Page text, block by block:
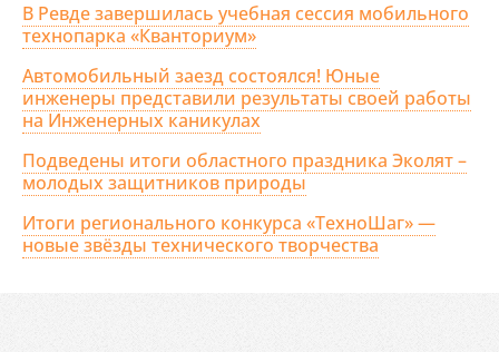
В Ревде завершилась учебная сессия мобильного
технопарка «Кванториум»
Автомобильный заезд состоялся! Юные
инженеры представили результаты своей работы
на Инженерных каникулах
Подведены итоги областного праздника Эколят –
молодых защитников природы
Итоги регионального конкурса «ТехноШаг» —
новые звёзды технического творчества